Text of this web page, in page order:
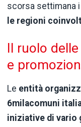
scorsa settimana
le regioni
Il ruolo
e
Le entità
6milacomuni
iniziative di vario